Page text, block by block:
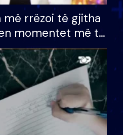
më rrëzoi të gjitha
momentet më të
e BB VIP: Do më
kur…